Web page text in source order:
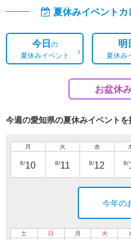
夏休みイベント
今日の
夏休みイベント
明
夏休み
お盆休
今週の愛知県の夏休みイベントを
月
8/10
火
8/11
水
8/12 8/
今年の
土 日 月 火